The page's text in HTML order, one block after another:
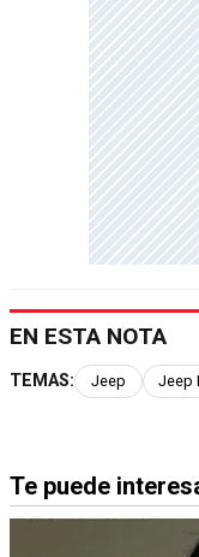
EN ESTA NOTA
TEMAS: Jeep Jeep